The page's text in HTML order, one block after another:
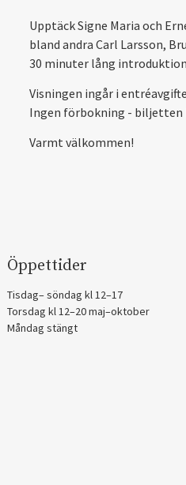
Upptäck Signe Maria och
bland andra Carl Larsson,
30 minuter lång
Visningen ingår i
Ingen förbokning - biljetten
Varmt välkommen!
Öppettider
Tisdag– söndag kl 12–17
Torsdag kl 12–20 maj–oktober
Måndag stängt